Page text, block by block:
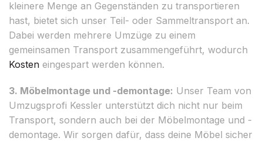
kleinere Menge an Gegenständen zu transportieren
hast, bietet sich unser Teil- oder Sammeltransport an.
Dabei werden mehrere Umzüge zu einem
gemeinsamen Transport zusammengeführt, wodurch
Kosten eingespart werden können.
3. Möbelmontage und -demontage: Unser Team von
Umzugsprofi Kessler unterstützt dich nicht nur beim
Transport, sondern auch bei der Möbelmontage und -
demontage. Wir sorgen dafür, dass deine Möbel sicher